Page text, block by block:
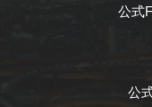
公式
公